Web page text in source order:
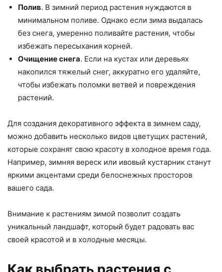
Полив. В зимний период растения нуждаются в
минимальном поливе. Однако если зима выдалась
без снега, умеренно поливайте растения, чтобы
избежать пересыхания корней.
Очищение снега. Если на кустах или деревьях
накопился тяжелый снег, аккуратно его удаляйте,
чтобы избежать поломки ветвей и повреждения
растений.
Для создания декоративного эффекта в зимнем саду,
можно добавить несколько видов цветущих растений,
которые сохранят свою красоту в холодное время года.
Например, зимняя вереск или ивовый кустарник станут
яркими акцентами среди белоснежных просторов
вашего сада.
Внимание к растениям зимой позволит создать
уникальный ландшафт, который будет радовать вас
своей красотой и в холодные месяцы.